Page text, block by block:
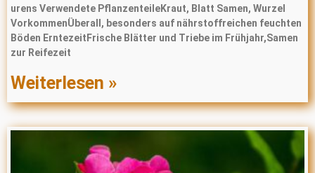
urens Verwendete PflanzenteileKraut, Blatt Samen, Wurzel
VorkommenÜberall, besonders auf nährstoffreichen feuchten
Böden ErntezeitFrische Blätter und Triebe im Frühjahr,Samen
zur Reifezeit
Weiterlesen »